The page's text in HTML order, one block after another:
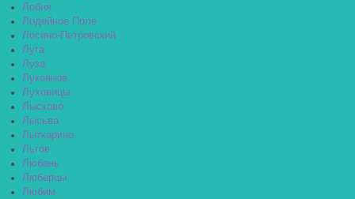
Лобня
Лодейное Поле
Лосино-Петровский
Луга
Луза
Лукоянов
Луховицы
Лысково
Лысьва
Лыткарино
Льгов
Любань
Люберцы
Любим